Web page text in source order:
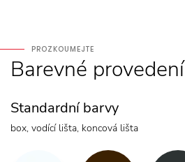
PROZKOUMEJTE
Barevné provedení
Standardní barvy
box, vodící lišta, koncová lišta